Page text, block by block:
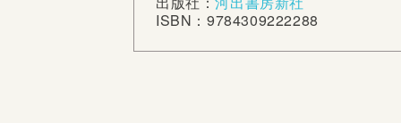
ISBN：9784309222288